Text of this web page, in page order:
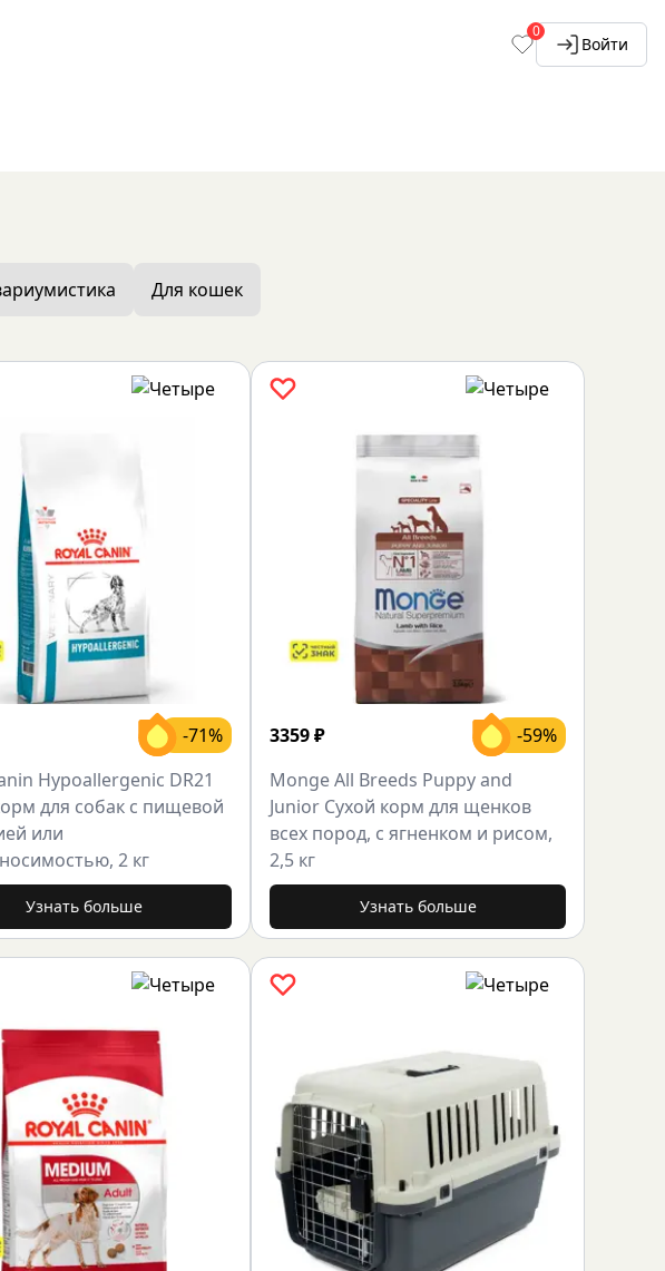
0
Войти
Для кошек
-71%
Hypoallergenic DR21
для собак с пищевой
или
2 кг
Узнать больше
3359₽
-59%
Monge All Breeds Puppy and
Junior Сухой корм для щенков
всех пород, с ягненком и рисом,
2,5 кг
Узнать больше